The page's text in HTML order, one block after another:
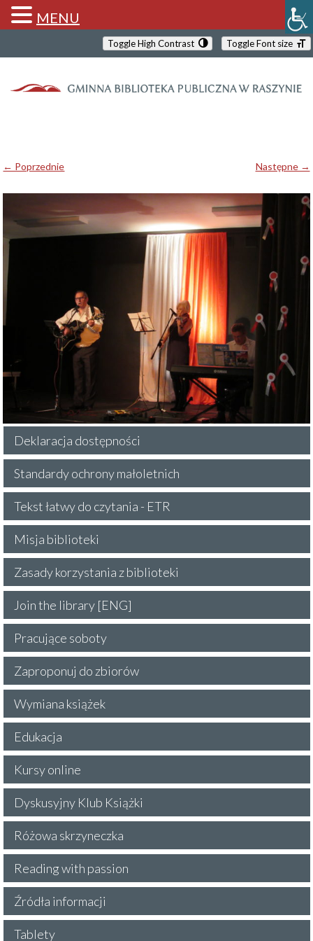
Toggle High Contrast Toggle Font size
← Poprzednie Następne →
Deklaracja dostępności
Standardy ochrony małoletnich
Tekst łatwy do czytania - ETR
Misja biblioteki
Zasady korzystania z biblioteki
Join the library [ENG]
Pracujące soboty
Zaproponuj do zbiorów
Wymiana książek
Edukacja
Kursy online
Dyskusyjny Klub Książki
Różowa skrzyneczka
Reading with passion
Źródła informacji
Tablety
MENU